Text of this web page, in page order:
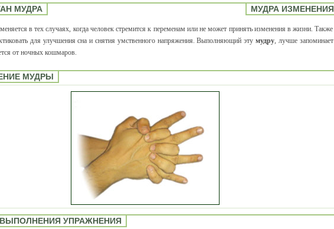
МУДРА МУДРА ИЗМЕНЕНИЯ
в тех случаях, когда человек стремится к переменам или не может принять изменения в жизни. Также
для улучшения сна и снятия умственного напряжения. Выполняющий эту мудру, лучше запоминает
от ночных кошмаров.
МУДРЫ
УПРАЖНЕНИЯ